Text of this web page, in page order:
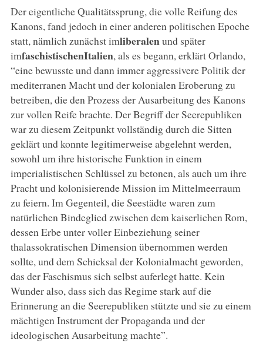
Der eigentliche Qualitätssprung, die volle Reifung des
Kanons, fand jedoch in einer anderen politischen Epoche
statt, nämlich zunächst imliberalenund später
imfaschistischenItalien, als es begann, erklärt Orlando,
“eine bewusste und dann immer aggressivere Politik der
mediterranen Macht und der kolonialen Eroberung zu
betreiben, die den Prozess der Ausarbeitung des Kanons
zur vollen Reife brachte. Der Begriff der Seerepubliken
war zu diesem Zeitpunkt vollständig durch die Sitten
geklärt und konnte legitimerweise abgelehnt werden,
sowohl um ihre historische Funktion in einem
imperialistischen Schlüssel zu betonen, als auch um ihre
Pracht und kolonisierende Mission im Mittelmeerraum
zu feiern. Im Gegenteil, die Seestädte waren zum
natürlichen Bindeglied zwischen dem kaiserlichen Rom,
dessen Erbe unter voller Einbeziehung seiner
thalassokratischen Dimension übernommen werden
sollte, und dem Schicksal der Kolonialmacht geworden,
das der Faschismus sich selbst auferlegt hatte. Kein
Wunder also, dass sich das Regime stark auf die
Erinnerung an die Seerepubliken stützte und sie zu einem
mächtigen Instrument der Propaganda und der
ideologischen Ausarbeitung machte”.